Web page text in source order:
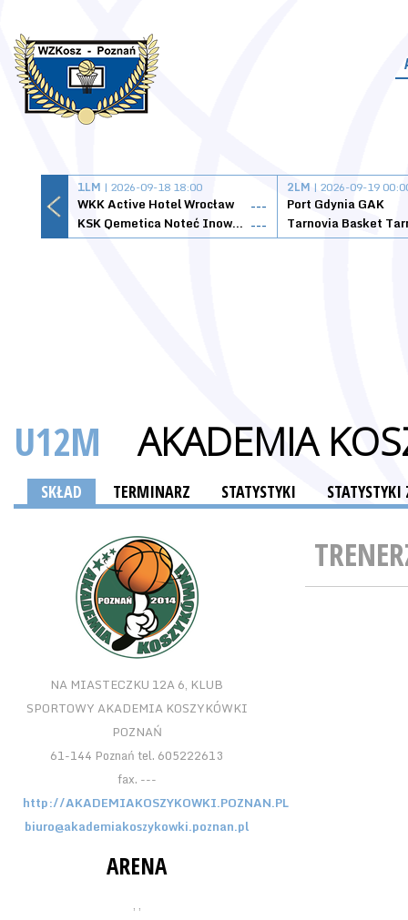
1LM | 2026-09-18 18:00
WKK Active Hotel Wrocław
---
KSK Qemetica Noteć Inowrocław ---
2LM | 2026-09-19
Port Gdynia GAK
U12M AKADEMIA
SKŁAD TERMINARZ STATYSTYKI
NA MIASTECZKU 12A 6, KLUB
SPORTOWY AKADEMIA KOSZYKÓWKI
POZNAŃ
61-144 Poznań tel. 605222613
fax. ---
http://AKADEMIAKOSZYKOWKI.POZNAN.PL
biuro@akademiakoszykowki.poznan.pl
ARENA
, ,